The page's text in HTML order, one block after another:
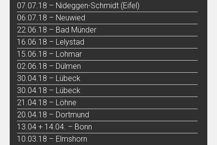
07.07.18 – Nideggen-Schmidt (Eifel)
06.07.18 – Neuwied
22.06.18 – Bad Münder
16.06.18 – Lelystad
15.06.18 – Lohmar
02.06.18 – Dülmen
30.04.18 – Lübeck
30.04.18 – Lübeck
21.04.18 – Löhne
20.04.18 – Dortmund
13.04 + 14.04. – Bonn
10.03.18 – Elmshorn